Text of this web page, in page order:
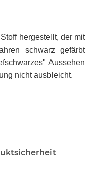
hergestellt, der mit
schwarz gefärbt
Aussehen
nicht ausbleicht.